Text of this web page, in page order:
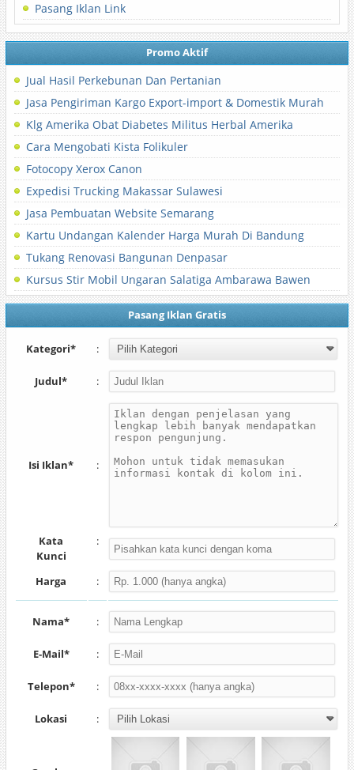
Pasang Iklan Link
Promo Aktif
Jual Hasil Perkebunan Dan Pertanian
Jasa Pengiriman Kargo Export-import & Domestik Murah
Klg Amerika Obat Diabetes Militus Herbal Amerika
Cara Mengobati Kista Folikuler
Fotocopy Xerox Canon
Expedisi Trucking Makassar Sulawesi
Jasa Pembuatan Website Semarang
Kartu Undangan Kalender Harga Murah Di Bandung
Tukang Renovasi Bangunan Denpasar
Kursus Stir Mobil Ungaran Salatiga Ambarawa Bawen
Pasang Iklan Gratis
Kategori* :
Judul* :
Isi Iklan* :
Kata
Kunci
:
Harga :
Nama* :
E-Mail* :
Telepon* :
Lokasi :